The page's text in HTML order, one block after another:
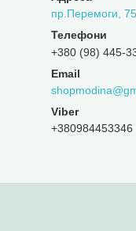
пр.Перемоги,
+380 (98) 445-
+380984453346